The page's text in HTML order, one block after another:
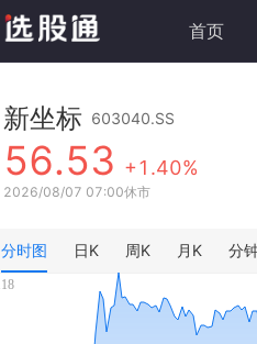
首页
新坐标 603040.SS
56.53 +1.40%
2026/08/07 07:00休市
分时图 日K 周K 月K 分